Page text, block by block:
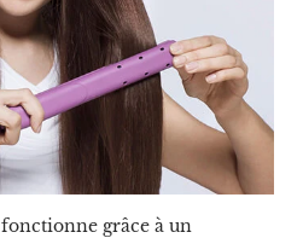
fonctionne grâce à un